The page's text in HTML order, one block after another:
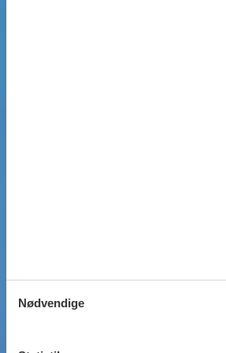
Nødvendige